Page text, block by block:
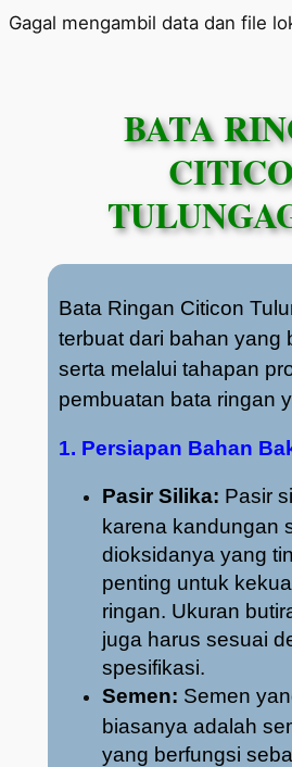
Gagal mengambil data dan file
BATA
Bata Ringan Citicon
terbuat dari bahan yang
serta melalui tahapan
pembuatan bata ringan
1. Persiapan Bahan
Pasir Silika: Pasir
karena kandungan
dioksidanya yang
penting untuk
ringan. Ukuran
juga harus sesuai
spesifikasi.
Semen: Semen
biasanya adalah
yang berfungsi